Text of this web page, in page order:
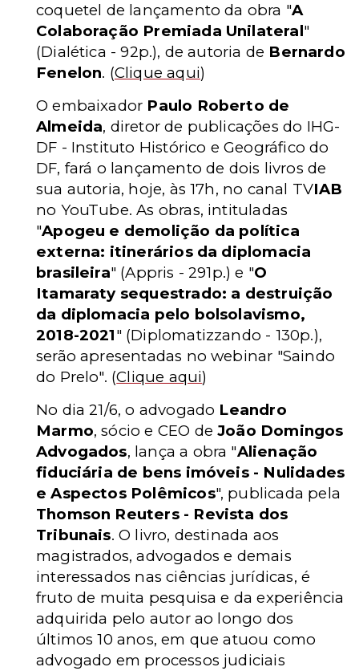
coquetel de lançamento da obra "A
Colaboração Premiada Unilateral"
(Dialética - 92p.), de autoria de Bernardo
Fenelon. (Clique aqui)
O embaixador Paulo Roberto de
Almeida, diretor de publicações do IHG-
DF - Instituto Histórico e Geográfico do
DF, fará o lançamento de dois livros de
sua autoria, hoje, às 17h, no canal TVIAB
no YouTube. As obras, intituladas
"Apogeu e demolição da política
externa: itinerários da diplomacia
brasileira" (Appris - 291p.)e "O
Itamaraty sequestrado: a destruição
da diplomacia pelo bolsolavismo,
2018-2021" (Diplomatizzando - 130p.),
serão apresentadas no webinar "Saindo
do Prelo". (Clique aqui)
No dia 21/6, o advogado Leandro
Marmo, sócio e CEO deJoão Domingos
Advogados, lança a obra "Alienação
fiduciária de bens imóveis - Nulidades
e Aspectos Polêmicos", publicada pela
Thomson Reuters - Revista dos
Tribunais. O livro, destinada aos
magistrados, advogados e demais
interessados nas ciências jurídicas, é
fruto de muita pesquisa e da experiência
adquirida pelo autor ao longo dos
últimos 10 anos, em que atuou como
advogado em processos judiciais